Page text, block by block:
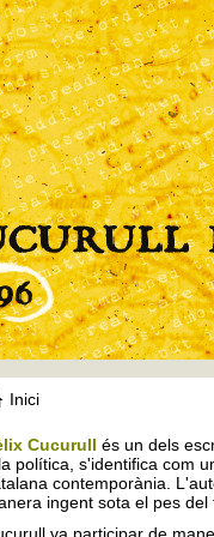
Inici
Cucurull és un dels
política, s'identifica com
contemporània.
ingent sota el pes del